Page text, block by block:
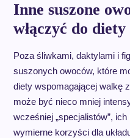
Inne suszone
włączyć do diety
Poza śliwkami, daktylami i
suszonych owoców, które
diety wspomagającej walkę
może być nieco mniej
wcześniej „specjalistów”,
wymierne korzyści dla